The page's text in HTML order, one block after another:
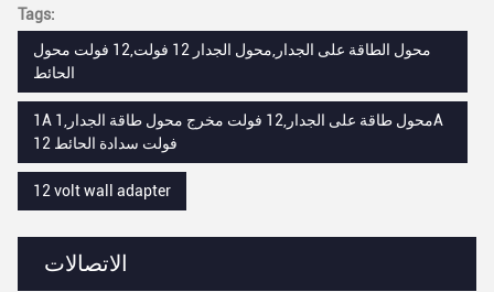
الاتصالات
Tags:
محول الطاقة على الجدار,محول الجدار 12 فولت,12 فولت محول
الحائط
1A محول طاقة على الجدار,12 فولت مخرج محول طاقة الجدار,1A
12 فولت سدادة الحائط
12 volt wall adapter